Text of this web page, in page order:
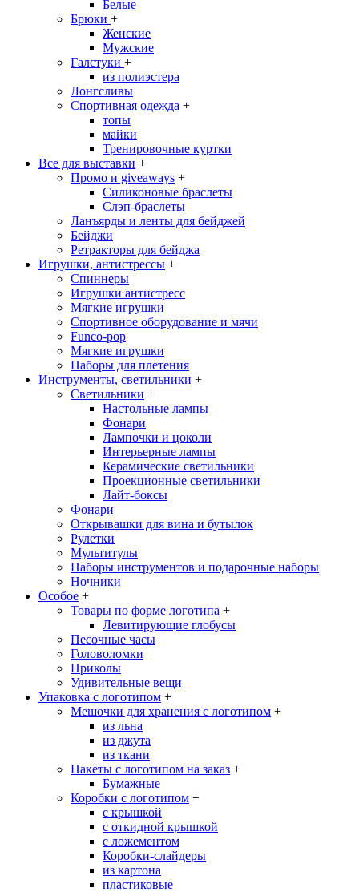
Белые
Брюки +
Женские
Мужские
Галстуки +
из полиэстера
Лонгсливы
Спортивная одежда +
топы
майки
Тренировочные куртки
Все для выставки +
Промо и giveaways +
Силиконовые браслеты
Cлэп-браслеты
Ланъярды и ленты для бейджей
Бейджи
Ретракторы для бейджа
Игрушки, антистрессы +
Спиннеры
Игрушки антистресс
Мягкие игрушки
Спортивное оборудование и мячи
Funco-pop
Мягкие игрушки
Наборы для плетения
Инструменты, светильники +
Светильники +
Настольные лампы
Фонари
Лампочки и цоколи
Интерьерные лампы
Керамические светильники
Проекционные светильники
Лайт-боксы
Фонари
Открывашки для вина и бутылок
Рулетки
Мультитулы
Наборы инструментов и подарочные наборы
Ночники
Особое +
Товары по форме логотипа +
Левитирующие глобусы
Песочные часы
Головоломки
Приколы
Удивительные вещи
Упаковка с логотипом +
Мешочки для хранения с логотипом +
из льна
из джута
из ткани
Пакеты с логотипом на заказ +
Бумажные
Коробки с логотипом +
с крышкой
с откидной крышкой
с ложементом
Коробки-слайдеры
из картона
пластиковые